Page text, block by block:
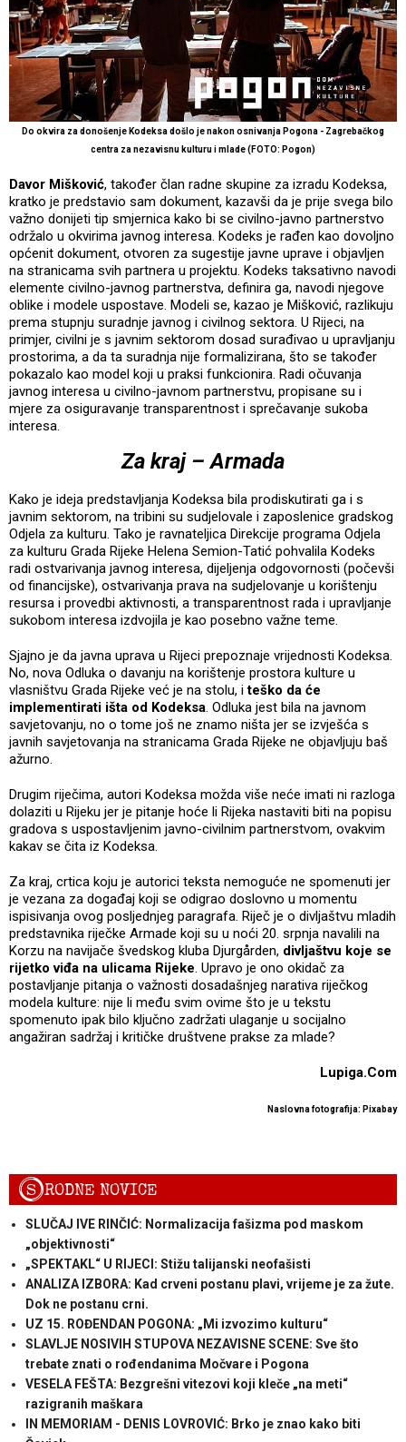
Do okvira za donošenje Kodeksa došlo je nakon osnivanja Pogona - Zagrebačkog
centra za nezavisnu kulturu i mlade (FOTO: Pogon)
Davor Mišković, također član radne skupine za izradu Kodeksa,
kratko je predstavio sam dokument, kazavši da je prije svega bilo
važno donijeti tip smjernica kako bi se civilno-javno partnerstvo
održalo u okvirima javnog interesa. Kodeks je rađen kao dovoljno
općenit dokument, otvoren za sugestije javne uprave i objavljen
na stranicama svih partnera u projektu. Kodeks taksativno navodi
elemente civilno-javnog partnerstva, definira ga, navodi njegove
oblike i modele uspostave. Modeli se, kazao je Mišković, razlikuju
prema stupnju suradnje javnog i civilnog sektora. U Rijeci, na
primjer, civilni je s javnim sektorom dosad surađivao u upravljanju
prostorima, a da ta suradnja nije formalizirana, što se također
pokazalo kao model koji u praksi funkcionira. Radi očuvanja
javnog interesa u civilno-javnom partnerstvu, propisane su i
mjere za osiguravanje transparentnost i sprečavanje sukoba
interesa.
Za kraj – Armada
Kako je ideja predstavljanja Kodeksa bila prodiskutirati ga i s
javnim sektorom, na tribini su sudjelovale i zaposlenice gradskog
Odjela za kulturu. Tako je ravnateljica Direkcije programa Odjela
za kulturu Grada Rijeke Helena Semion-Tatić pohvalila Kodeks
radi ostvarivanja javnog interesa, dijeljenja odgovornosti (počevši
od financijske), ostvarivanja prava na sudjelovanje u korištenju
resursa i provedbi aktivnosti, a transparentnost rada i upravljanje
sukobom interesa izdvojila je kao posebno važne teme.
Sjajno je da javna uprava u Rijeci prepoznaje vrijednosti Kodeksa.
No, nova Odluka o davanju na korištenje prostora kulture u
vlasništvu Grada Rijeke već je na stolu, iteško da će
implementirati išta od Kodeksa. Odluka jest bila na javnom
savjetovanju, no o tome još ne znamo ništa jer se izvješća s
javnih savjetovanja na stranicama Grada Rijeke ne objavljuju baš
ažurno.
Drugim riječima, autori Kodeksa možda više neće imati ni razloga
dolaziti u Rijeku jer je pitanje hoće li Rijeka nastaviti biti na popisu
gradova s uspostavljenim javno-civilnim partnerstvom, ovakvim
kakav se čita iz Kodeksa.
Za kraj, crtica koju je autorici teksta nemoguće ne spomenuti jer
je vezana za događaj koji se odigrao doslovno u momentu
ispisivanja ovog posljednjeg paragrafa. Riječ je o divljaštvu mladih
predstavnika riječke Armade koji su u noći 20. srpnja navalili na
Korzu na navijače švedskog kluba Djurgården, divljaštvu koje se
rijetko viđa na ulicama Rijeke. Upravo je ono okidač za
postavljanje pitanja o važnosti dosadašnjeg narativa riječkog
modela kulture: nije li među svim ovime što je u tekstu
spomenuto ipak bilo ključno zadržati ulaganje u socijalno
angažiran sadržaj i kritičke društvene prakse za mlade?
Lupiga.Com
Naslovna fotografija: Pixabay
SRODNE NOVICE
SLUČAJ IVE RINČIĆ: Normalizacija fašizma pod maskom
„objektivnosti“
„SPEKTAKL“ U RIJECI: Stižu talijanski neofašisti
ANALIZA IZBORA: Kad crveni postanu plavi, vrijeme je za žute.
Dok ne postanu crni.
UZ 15. ROĐENDAN POGONA: „Mi izvozimo kulturu“
SLAVLJE NOSIVIH STUPOVA NEZAVISNE SCENE: Sve što
trebate znati o rođendanima Močvare i Pogona
VESELA FEŠTA: Bezgrešni vitezovi koji kleče „na meti“
razigranih maškara
IN MEMORIAM - DENIS LOVROVIĆ: Brko je znao kako biti